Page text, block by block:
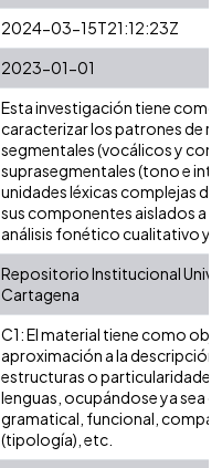
2024-03-15T21:12:23Z
2023-01-01
Esta investigación tiene
caracterizar los patrones de
segmentales (vocálicos y
suprasegmentales (tono e
unidades léxicas complejas
sus componentes aislados a
análisis fonético cualitativo y
Repositorio Institucional
Cartagena
C1: El material tiene como
aproximación a la descripción
estructuras o particularidades
lenguas, ocupándose ya sea
gramatical, funcional,
(tipología), etc.